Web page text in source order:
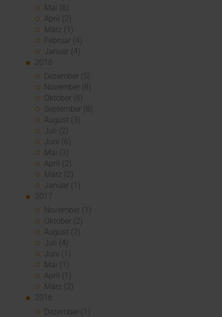
Mai (6)
April (2)
März (1)
Februar (4)
Januar (4)
2018
Dezember (5)
November (8)
Oktober (6)
September (8)
August (3)
Juli (2)
Juni (6)
Mai (3)
April (2)
März (2)
Januar (1)
2017
November (1)
Oktober (2)
August (2)
Juli (4)
Juni (1)
Mai (1)
April (1)
März (2)
2016
Dezember (1)